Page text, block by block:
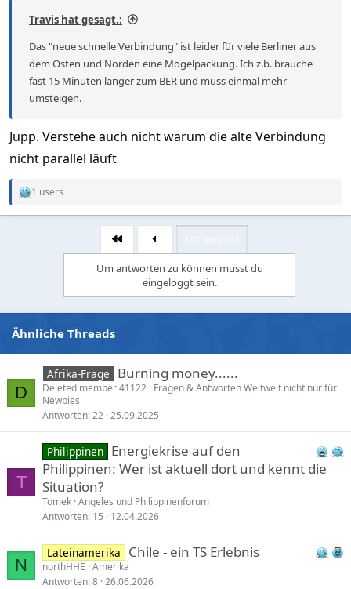
Travis hat gesagt.:
Das "neue schnelle Verbindung" ist leider für viele Berliner aus
dem Osten und Norden eine Mogelpackung. Ich z.b. brauche
fast 15 Minuten länger zum BER und muss einmal mehr
umsteigen.
Jupp. Verstehe auch nicht warum die alte Verbindung
nicht parallel läuft
R
1 users
Erste
Um antworten zu können musst du
eingeloggt sein.
Ähnliche Threads
D
Afrika-Frage Burning money......
Deleted member 41122 Fragen & Antworten Weltweit nicht nur für
Newbies
Antworten 22 25.09.2025
T
Philippinen Energiekrise auf den
Philippinen: Wer ist aktuell dort und kennt die
Situation?
Tomek Angeles und Philippinenforum
Antworten 15 12.04.2026
N
Lateinamerika Chile - ein TS Erlebnis
northHHE Amerika
Antworten 8 26.06.2026